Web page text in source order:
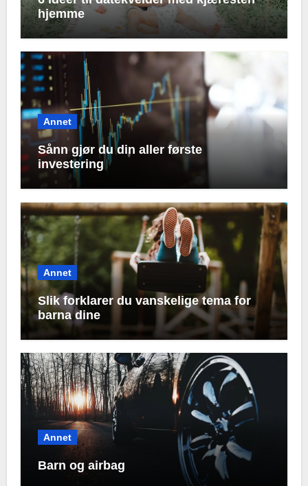
hjemme
Annet
Sånn gjør du din aller første
investering
Annet
Slik forklarer du vanskelige tema for
barna dine
Annet
Barn og airbag